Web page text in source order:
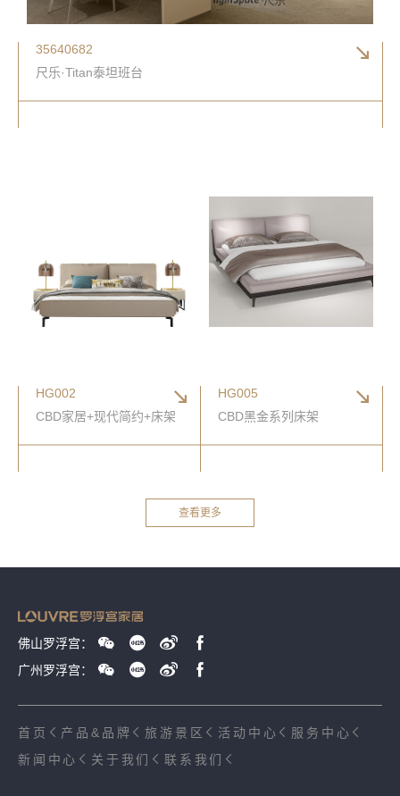
35640682
尺乐·Titan泰坦班台
HG002
CBD家居+现代简约+床架
HG005
CBD黑金系列床架
查看更多
佛山罗浮宫：
广州罗浮宫：
首页 产品&品牌 旅游景区 活动中心
服务中心
新闻中心
关于我们 联系我们